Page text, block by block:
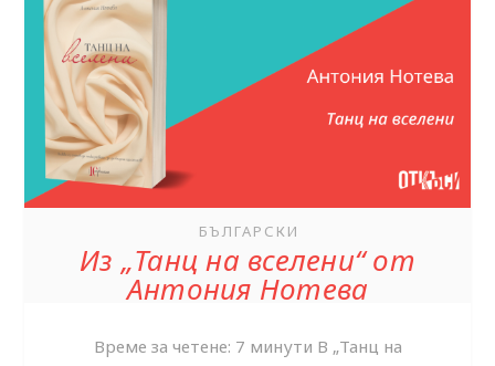
БЪЛГАРСКИ
Из „Танц на вселени“ от
Антония Нотева
Време за четене: 7 минути В „Танц на